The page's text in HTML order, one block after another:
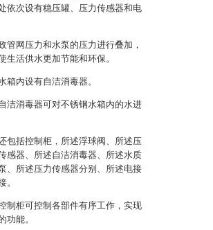
依次设有稳压罐、压力传感器和电
管网压力和水泵的压力进行叠加，
生活供水更加节能和环保。
箱内设有自洁消毒器。
洁消毒器可对不锈钢水箱内的水进
包括控制柜，所述浮球阀、所述压
感器、所述自洁消毒器、所述水质
、所述压力传感器分别、所述电接
。
制柜可控制各部件有序工作，实现
功能。